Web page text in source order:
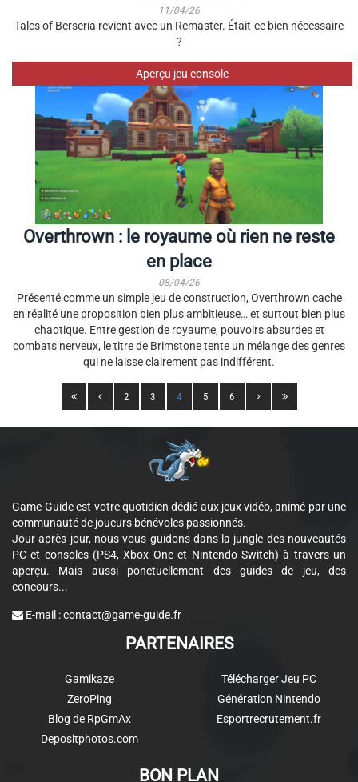
11/04/26
Tales of Berseria revient avec un Remaster. Était-ce bien nécessaire
?
Aperçu jeu console
Overthrown : le royaume où rien ne reste
en place
08/04/26
Présenté comme un simple jeu de construction, Overthrown cache
en réalité une proposition bien plus ambitieuse… et surtout bien plus
chaotique. Entre gestion de royaume, pouvoirs absurdes et
combats nerveux, le titre de Brimstone tente un mélange des genres
qui ne laisse clairement pas indifférent.
2 3 4 5 6
Game-Guide est votre quotidien dédié aux jeux vidéo, animé par une
communauté de joueurs bénévoles passionnés.
Jour après jour, nous vous guidons dans la jungle des nouveautés
PC et consoles (PS4, Xbox One et Nintendo Switch) à travers un
aperçu. Mais aussi ponctuellement des guides de jeu, des
concours...
E-mail :contact@game-guide.fr
PARTENAIRES
Gamikaze
ZeroPing
Blog de RpGmAx
Depositphotos.com
Télécharger Jeu PC
Génération Nintendo
Esportrecrutement.fr
BON PLAN